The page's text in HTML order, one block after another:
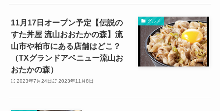
グルメ
11月17日オープン予定【伝説の
すた丼屋 流山おおたかの森】流
山市や柏市にある店舗はどこ？
（TXグランドアベニュー流山お
おたかの森）
2023年7月24日 2023年11月8日